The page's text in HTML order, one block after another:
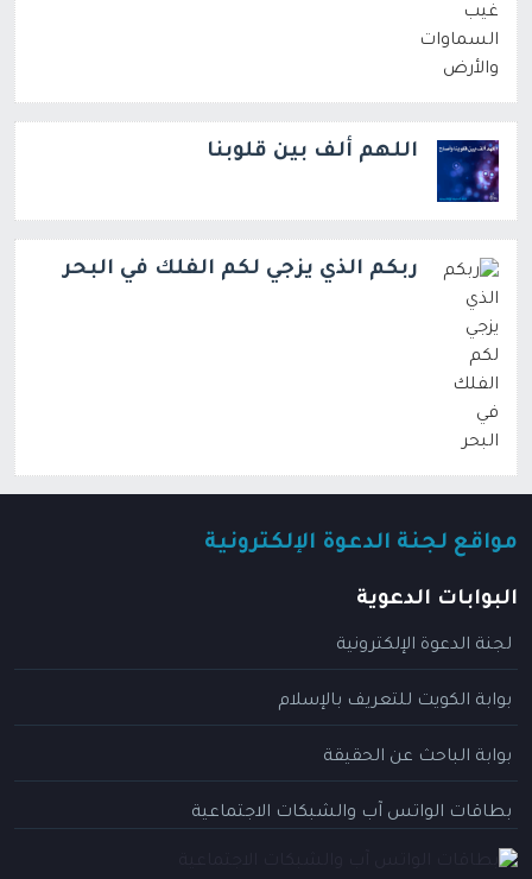
اللهم ألف بين قلوبنا
ربكم الذي يزجي لكم الفلك في البحر
مواقع لجنة الدعوة الإلكترونية
البوابات الدعوية
لجنة الدعوة الإلكترونية
بوابة الكويت للتعريف بالإسلام
بوابة الباحث عن الحقيقة
بطاقات الواتس آب والشبكات الاجتماعية